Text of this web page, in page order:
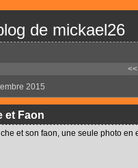
de mickael26
2015
et Faon
et son faon, une seule photo en